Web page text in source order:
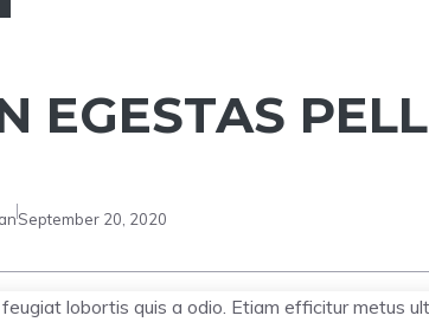
EGESTAS
September 20, 2020
lobortis quis a odio. Etiam efficitur metus